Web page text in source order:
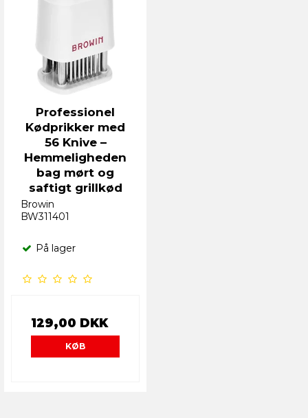
Professionel
Kødprikker med
56 Knive –
Hemmeligheden
bag mørt og
saftigt grillkød
Browin
BW311401
På lager
129,00 DKK
KØB